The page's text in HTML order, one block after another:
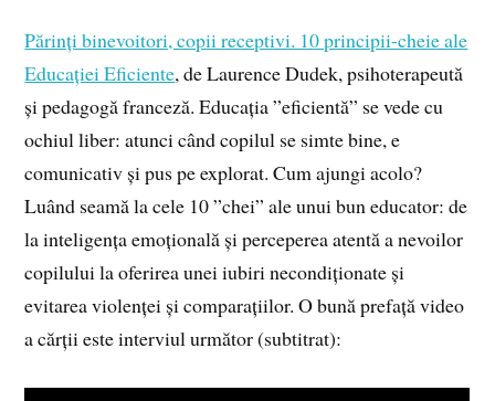
Părinți binevoitori, copii receptivi. 10 principii-cheie ale
Educației Eficiente, de Laurence Dudek, psihoterapeută
și pedagogă franceză. Educația ”eficientă” se vede cu
ochiul liber: atunci când copilul se simte bine, e
comunicativ și pus pe explorat. Cum ajungi acolo?
Luând seamă la cele 10 ”chei” ale unui bun educator: de
la inteligența emoțională și perceperea atentă a nevoilor
copilului la oferirea unei iubiri necondiționate și
evitarea violenței și comparațiilor. O bună prefață video
a cărții este interviul următor (subtitrat):